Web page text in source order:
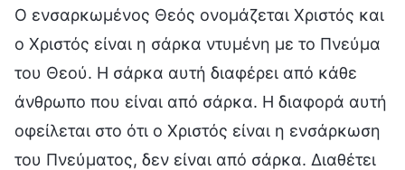
Ο ενσαρκωμένος Θεός ονομάζεται Χριστός και
ο Χριστός είναι η σάρκα ντυμένη με το Πνεύμα
του Θεού. Η σάρκα αυτή διαφέρει από κάθε
άνθρωπο που είναι από σάρκα. Η διαφορά αυτή
οφείλεται στο ότι ο Χριστός είναι η ενσάρκωση
του Πνεύματος, δεν είναι από σάρκα. Διαθέτει